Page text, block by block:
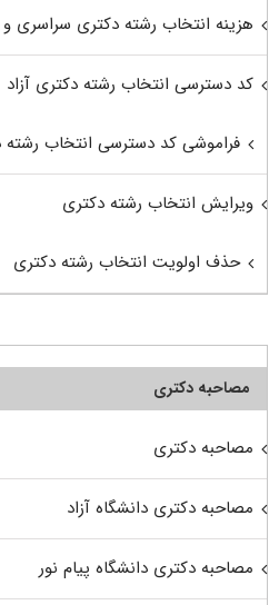
هزینه انتخاب رشته دکتری سراسری و
کد دسترسی انتخاب رشته دکتری آزاد
فراموشی کد دسترسی انتخاب رشته
ویرایش انتخاب رشته دکتری
حذف اولویت انتخاب رشته دکتری
مصاحبه دکتری
مصاحبه دکتری
مصاحبه دکتری دانشگاه آزاد
مصاحبه دکتری دانشگاه پیام نور